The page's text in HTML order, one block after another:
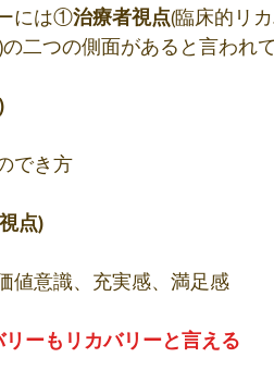
には①治療者視点(臨床的リ
二つの側面があると言われて
でき方
点)
値意識、充実感、満足感
ーもリカバリーと言える